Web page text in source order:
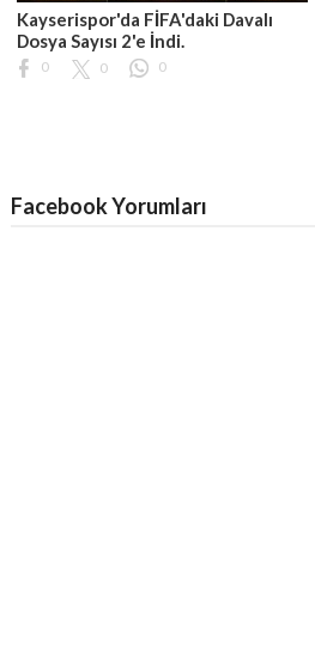
Kayserispor'da FİFA'daki Davalı
Dosya Sayısı 2'e İndi.
0 0 0
Facebook Yorumları